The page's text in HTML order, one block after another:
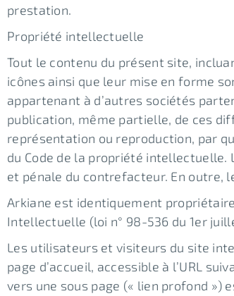
prestation.
Propriété intellectuelle
Tout le contenu du présent site,
icônes ainsi que leur mise en forme
appartenant à d’autres sociétés
publication, même partielle, de ces
représentation ou reproduction, par
du Code de la propriété
et pénale du contrefacteur. En outre,
Arkiane est identiquement
Intellectuelle (loi n° 98-536 du 1er
Les utilisateurs et visiteurs du site
page d’accueil, accessible à l’URL
vers une sous page (« lien profond »)